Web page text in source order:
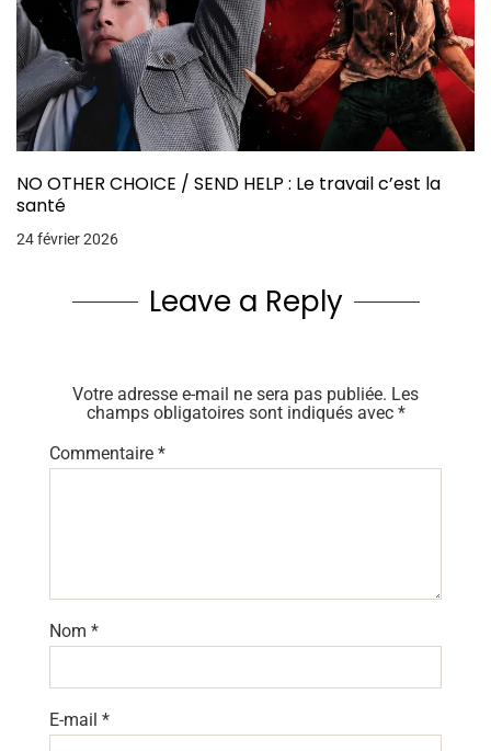
NO OTHER CHOICE / SEND HELP : Le travail c’est la
santé
24 février 2026
Leave a Reply
Votre adresse e-mail ne sera pas publiée. Les
champs obligatoires sont indiqués avec *
Commentaire *
Nom *
E-mail *